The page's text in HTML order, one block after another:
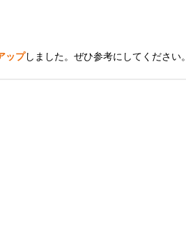
ップしました。ぜひ参考にしてください。